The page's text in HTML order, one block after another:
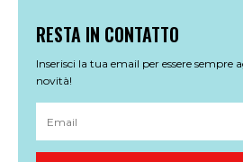
RESTA IN CONTATTO
Inserisci la tua email per essere
novità!